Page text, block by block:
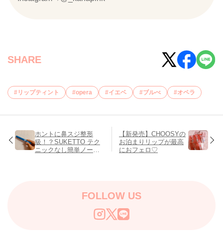
SHARE
リップティント opera イエベ ブルべ オペラ
ホントに鼻スジ整形
級！？SUKETTO テク
ニックなし簡単ノーズ
【新発売】CHOOSYの
お泊まりリップが最高
におフェロ♡
FOLLOW US